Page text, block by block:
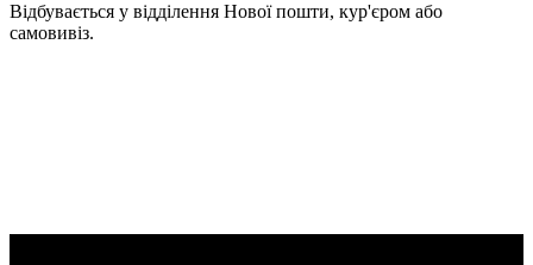
Відбувається у відділення Нової пошти, кур'єром або
самовивіз.